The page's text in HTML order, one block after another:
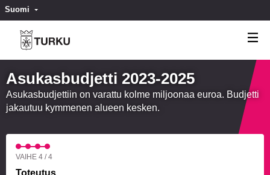
Suomi Valitse kieli
Asukasbudjetti 2023-2025
Asukasbudjettiin on varattu kolme miljoonaa euroa. Budjetti
jakautuu kymmenen alueen kesken.
VAIHE 4 / 4
Toteutus